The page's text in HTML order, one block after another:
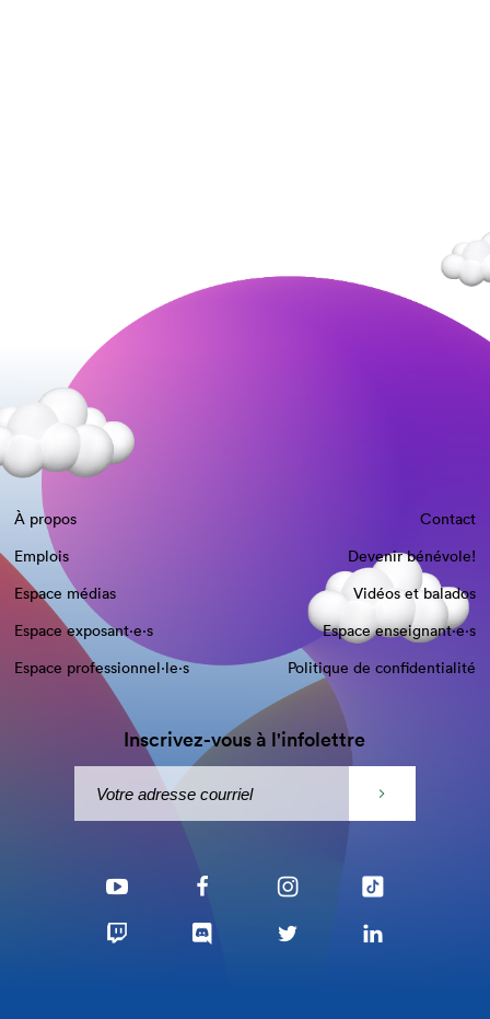
À propos
Contact
Emplois
Devenir bénévole!
Espace médias
Vidéos et balados
Espace exposant·e⋅s
Espace enseignant·e⋅s
Espace professionnel·le⋅s
Politique de confidentialité
Inscrivez-vous à l'infolettre